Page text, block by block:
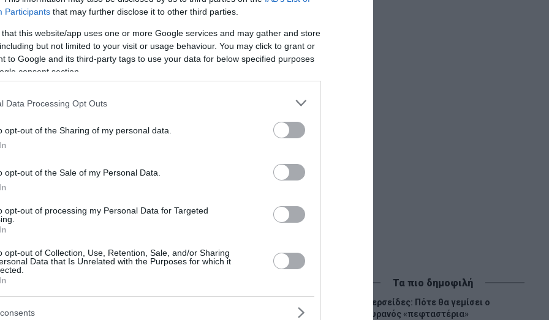
Participants that may further disclose it to other third parties.
that this website/app uses one or more Google services and may gather and store
but not limited to your visit or usage behaviour. You may click to grant or
to Google and its third-party tags to use your data for below specified purposes
consent section.
Data Processing Opt Outs
opt-out of the Sharing of my personal data.
opt-out of the Sale of my Personal Data.
opt-out of processing my Personal Data for Targeted
opt-out of Collection, Use, Retention, Sale, and/or Sharing
Data that Is Unrelated with the Purposes for which it
Κόμπορ, στο VAR ο Μπάλαζ Μπέρκε με βοηθό τον Βασίλη
(5/4, 18:00), θα διευθύνει ο Τάσος Σιδηρόπουλος, με βοηθούς
στο VAR και τέταρτο τον Γκορτσίλα.
- Πίστεψαν ότι νίκησαν και... τιμωρήθηκαν
Lykavitos.gr στο Google News
όλες τις ειδήσεις
Τα πιο δημοφιλή
Περσείδες: Πότε θα γεμίσει ο
ουρανός «πεφταστέρια»